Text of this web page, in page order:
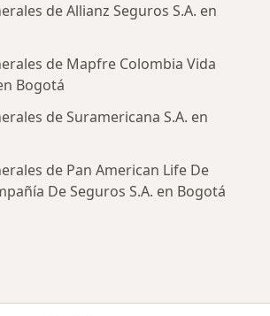
de Allianz Seguros S.A. en
de Mapfre Colombia Vida
Bogotá
de Suramericana S.A. en
de Pan American Life De
De Seguros S.A. en Bogotá